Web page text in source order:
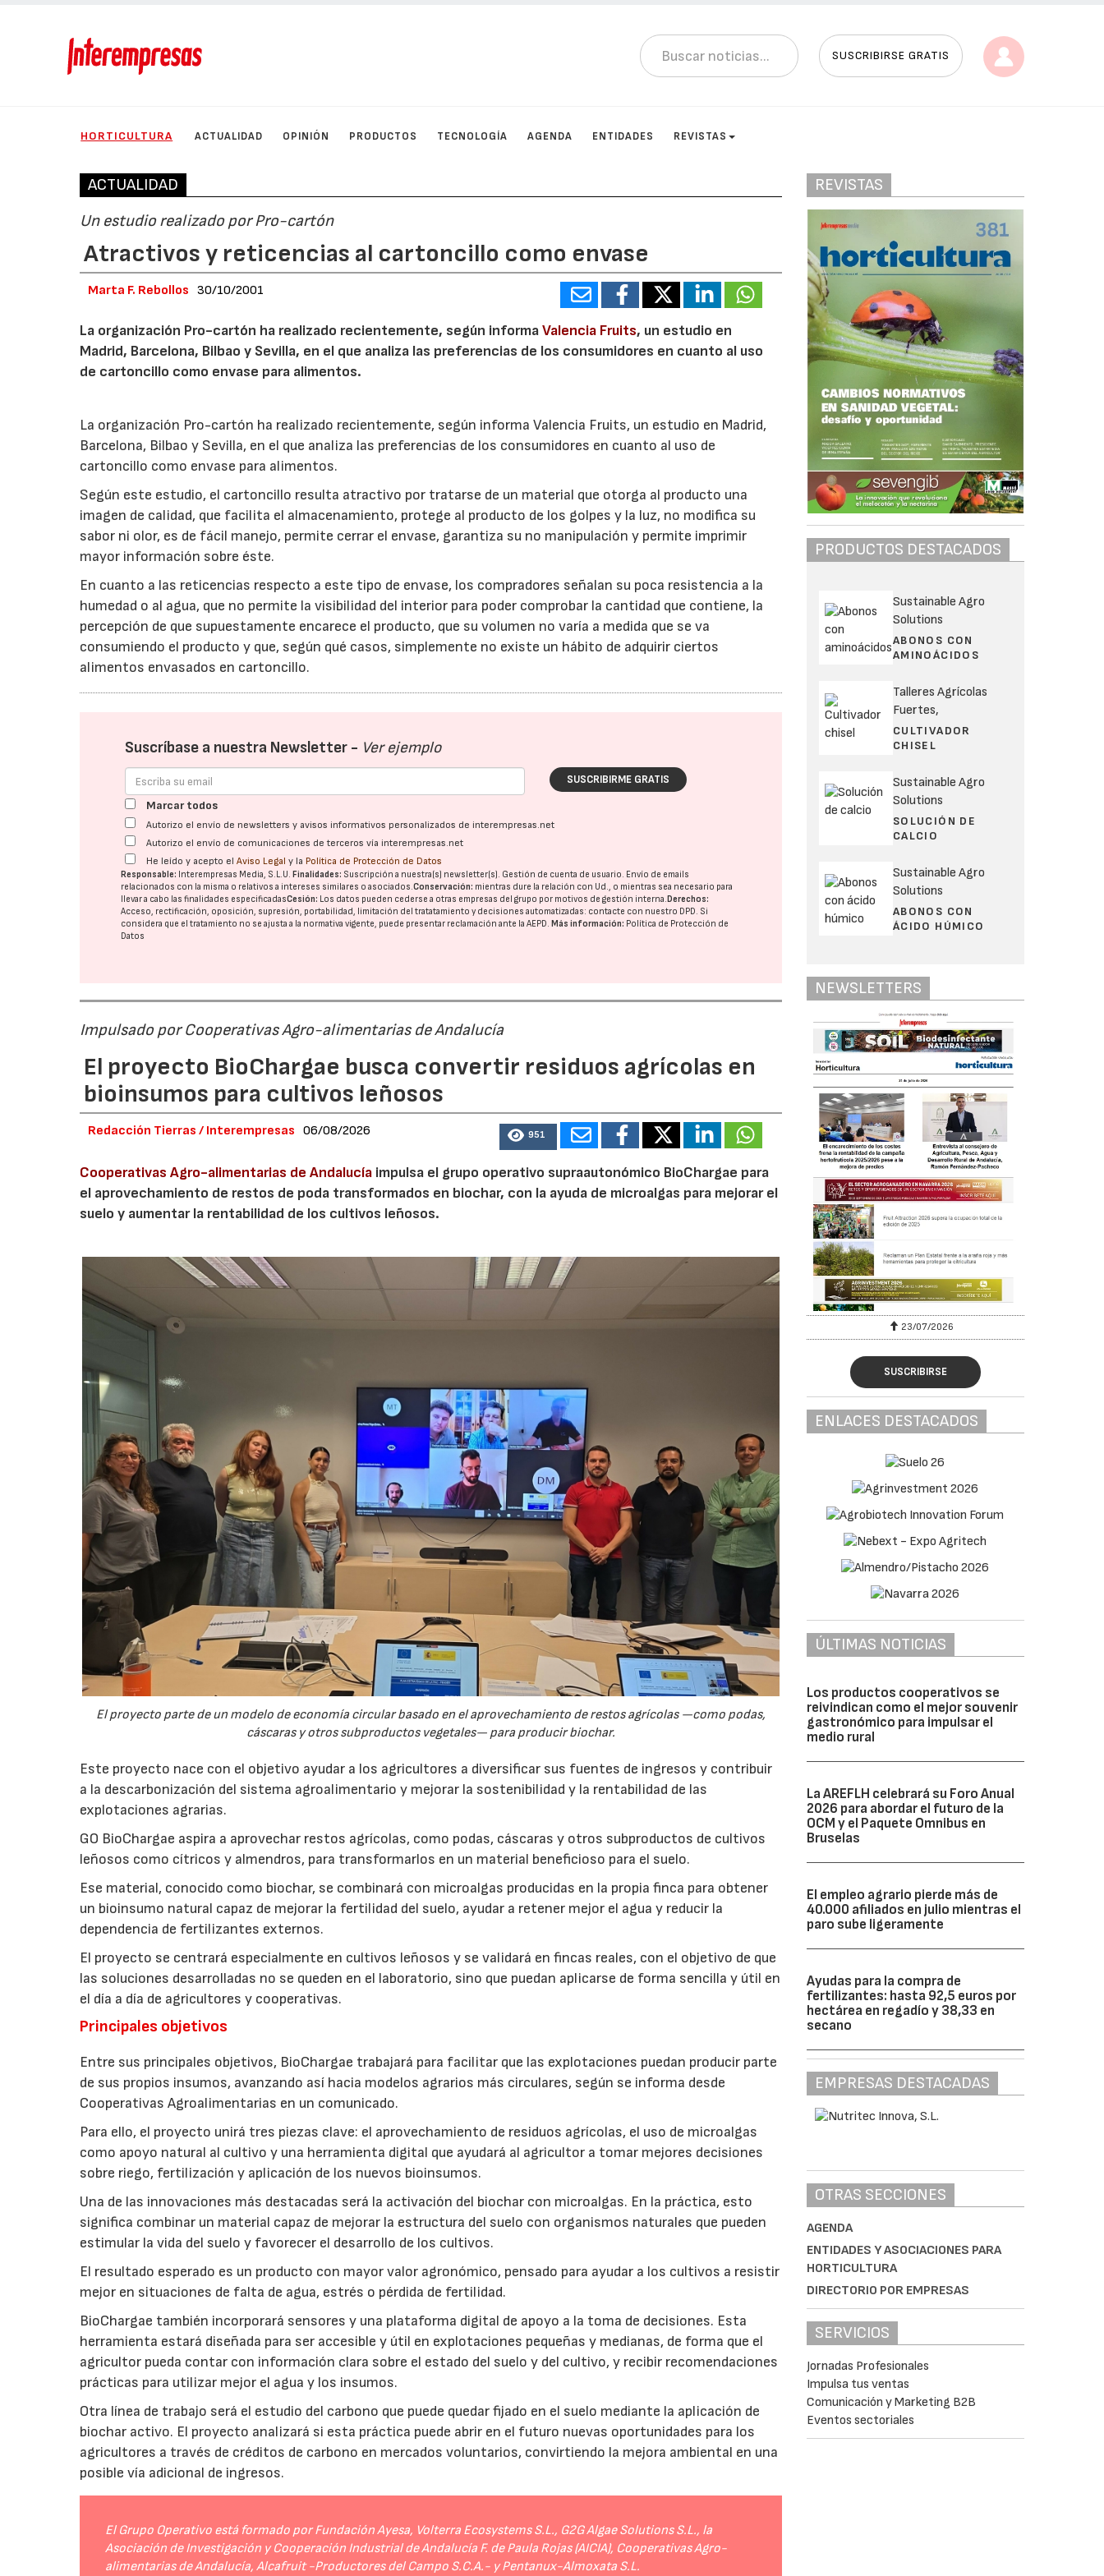
SUSCRIBIRSE GRATIS
HORTICULTURA ACTUALIDAD OPINIÓN PRODUCTOS TECNOLOGÍA AGENDA ENTIDADES REVISTAS
ACTUALIDAD
Un estudio realizado por Pro-cartón
Atractivos y reticencias al cartoncillo como envase
Marta F. Rebollos 30/10/2001
La organización Pro-cartón ha realizado recientemente, según informaValencia Fruits, un estudio en
Madrid, Barcelona, Bilbao y Sevilla, en el que analiza las preferencias de los consumidores en cuanto al uso
de cartoncillo como envase para alimentos.
La organización Pro-cartón ha realizado recientemente, según informa Valencia Fruits, un estudio en Madrid,
Barcelona, Bilbao y Sevilla, en el que analiza las preferencias de los consumidores en cuanto al uso de
cartoncillo como envase para alimentos.
Según este estudio, el cartoncillo resulta atractivo por tratarse de un material que otorga al producto una
imagen de calidad, que facilita el almacenamiento, protege al producto de los golpes y la luz, no modifica su
sabor ni olor, es de fácil manejo, permite cerrar el envase, garantiza su no manipulación y permite imprimir
mayor información sobre éste.
En cuanto a las reticencias respecto a este tipo de envase, los compradores señalan su poca resistencia a la
humedad o al agua, que no permite la visibilidad del interior para poder comprobar la cantidad que contiene, la
percepción de que supuestamente encarece el producto, que su volumen no varía a medida que se va
consumiendo el producto y que, según qué casos, simplemente no existe un hábito de adquirir ciertos
alimentos envasados en cartoncillo.
Suscríbase a nuestra Newsletter - Ver ejemplo
SUSCRIBIRME GRATIS
Marcar todos
Autorizo el envío de newsletters y avisos informativos personalizados de interempresas.net
Autorizo el envío de comunicaciones de terceros vía interempresas.net
He leído y acepto elAviso Legal y la Política de Protección de Datos
Responsable: Interempresas Media, S.L.U. Finalidades: Suscripción a nuestra(s) newsletter(s). Gestión de cuenta de usuario. Envío de emails
relacionados con la misma o relativos a intereses similares o asociados.Conservación: mientras dure la relación con Ud., o mientras sea necesario para
llevar a cabo las finalidades especificadasCesión: Los datos pueden cederse a otras empresas del grupo por motivos de gestión interna. Derechos:
Acceso, rectificación, oposición, supresión, portabilidad, limitación del tratatamiento y decisiones automatizadas: contacte con nuestro DPD. Si
considera que el tratamiento no se ajusta a la normativa vigente, puede presentar reclamación ante laAEPD. Más información: Política de Protección de
Datos
Impulsado por Cooperativas Agro-alimentarias de Andalucía
El proyecto BioChargae busca convertir residuos agrícolas en
bioinsumos para cultivos leñosos
Redacción Tierras / Interempresas 06/08/2026 951
Cooperativas Agro-alimentarias de Andalucía impulsa el grupo operativo supraautonómico BioChargae para
el aprovechamiento de restos de poda transformados en biochar, con la ayuda de microalgas para mejorar el
suelo y aumentar la rentabilidad de los cultivos leñosos.
El proyecto parte de un modelo de economía circular basado en el aprovechamiento de restos agrícolas —como podas,
cáscaras y otros subproductos vegetales— para producir biochar.
Este proyecto nace con el objetivo ayudar a los agricultores a diversificar sus fuentes de ingresos y contribuir
a la descarbonización del sistema agroalimentario y mejorar la sostenibilidad y la rentabilidad de las
explotaciones agrarias.
GO BioChargae aspira a aprovechar restos agrícolas, como podas, cáscaras y otros subproductos de cultivos
leñosos como cítricos y almendros, para transformarlos en un material beneficioso para el suelo.
Ese material, conocido como biochar, se combinará con microalgas producidas en la propia finca para obtener
un bioinsumo natural capaz de mejorar la fertilidad del suelo, ayudar a retener mejor el agua y reducir la
dependencia de fertilizantes externos.
El proyecto se centrará especialmente en cultivos leñosos y se validará en fincas reales, con el objetivo de que
las soluciones desarrolladas no se queden en el laboratorio, sino que puedan aplicarse de forma sencilla y útil en
el día a día de agricultores y cooperativas.
Principales objetivos
Entre sus principales objetivos, BioChargae trabajará para facilitar que las explotaciones puedan producir parte
de sus propios insumos, avanzando así hacia modelos agrarios más circulares, según se informa desde
Cooperativas Agroalimentarias en un comunicado.
Para ello, el proyecto unirá tres piezas clave: el aprovechamiento de residuos agrícolas, el uso de microalgas
como apoyo natural al cultivo y una herramienta digital que ayudará al agricultor a tomar mejores decisiones
sobre riego, fertilización y aplicación de los nuevos bioinsumos.
Una de las innovaciones más destacadas será la activación del biochar con microalgas. En la práctica, esto
significa combinar un material capaz de mejorar la estructura del suelo con organismos naturales que pueden
estimular la vida del suelo y favorecer el desarrollo de los cultivos.
El resultado esperado es un producto con mayor valor agronómico, pensado para ayudar a los cultivos a resistir
mejor en situaciones de falta de agua, estrés o pérdida de fertilidad.
BioChargae también incorporará sensores y una plataforma digital de apoyo a la toma de decisiones. Esta
herramienta estará diseñada para ser accesible y útil en explotaciones pequeñas y medianas, de forma que el
agricultor pueda contar con información clara sobre el estado del suelo y del cultivo, y recibir recomendaciones
prácticas para utilizar mejor el agua y los insumos.
Otra línea de trabajo será el estudio del carbono que puede quedar fijado en el suelo mediante la aplicación de
biochar activo. El proyecto analizará si esta práctica puede abrir en el futuro nuevas oportunidades para los
agricultores a través de créditos de carbono en mercados voluntarios, convirtiendo la mejora ambiental en una
posible vía adicional de ingresos.
El Grupo Operativo está formado por Fundación Ayesa, Volterra Ecosystems S.L., G2G Algae Solutions S.L., la
Asociación de Investigación y Cooperación Industrial de Andalucía F. de Paula Rojas (AICIA), Cooperativas Agro-
alimentarias de Andalucía, Alcafruit -Productores del Campo S.C.A.- y Pentanux-Almoxata S.L.
REVISTAS
PRODUCTOS DESTACADOS
Sustainable Agro
Solutions
ABONOS CON
AMINOÁCIDOS
Talleres Agrícolas
Fuertes,
CULTIVADOR
CHISEL
Sustainable Agro
Solutions
SOLUCIÓN DE
CALCIO
Sustainable Agro
Solutions
ABONOS CON
ÁCIDO HÚMICO
NEWSLETTERS
23/07/2026
SUSCRIBIRSE
ENLACES DESTACADOS
ÚLTIMAS NOTICIAS
Los productos cooperativos se
reivindican como el mejor souvenir
gastronómico para impulsar el
medio rural
La AREFLH celebrará su Foro Anual
2026 para abordar el futuro de la
OCM y el Paquete Omnibus en
Bruselas
El empleo agrario pierde más de
40.000 afiliados en julio mientras el
paro sube ligeramente
Ayudas para la compra de
fertilizantes: hasta 92,5 euros por
hectárea en regadío y 38,33 en
secano
EMPRESAS DESTACADAS
OTRAS SECCIONES
AGENDA
ENTIDADES Y ASOCIACIONES PARA
HORTICULTURA
DIRECTORIO POR EMPRESAS
SERVICIOS
Jornadas Profesionales
Impulsa tus ventas
Comunicación y Marketing B2B
Eventos sectoriales